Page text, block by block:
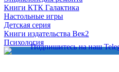
Книги КТК Галактика
Настольные игры
Детская серия
Книги издательства Век2
Психология